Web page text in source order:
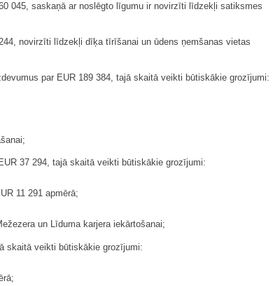
045, saskaņā ar noslēgto līgumu ir novirzīti līdzekļi satiksmes
novirzīti līdzekļi dīķa tīrīšanai un ūdens ņemšanas vietas
par EUR 189 384, tajā skaitā veikti būtiskākie grozījumi:
37 294, tajā skaitā veikti būtiskākie grozījumi:
11 291 apmērā;
un Līduma karjera iekārtošanai;
skaitā veikti būtiskākie grozījumi: